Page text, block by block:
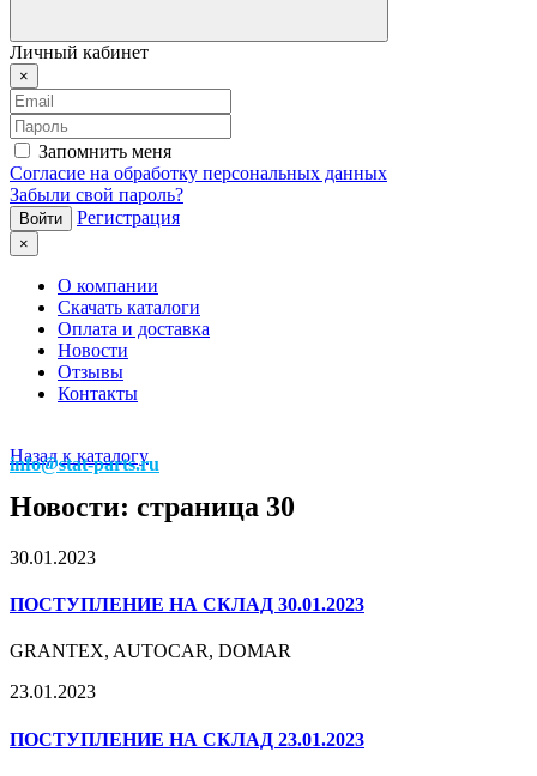
Личный кабинет
×
Запомнить меня
Согласие на обработку персональных данных
Забыли свой пароль?
Регистрация
×
О компании
Скачать каталоги
Оплата и доставка
Новости
Отзывы
Контакты
info@stat-parts.ru
Назад к каталогу
Новости: страница 30
30.01.2023
ПОСТУПЛЕНИЕ НА СКЛАД 30.01.2023
GRANTEX, AUTOCAR, DOMAR
23.01.2023
ПОСТУПЛЕНИЕ НА СКЛАД 23.01.2023